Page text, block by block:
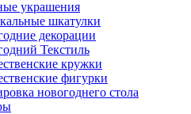
украшения
шкатулки
декорации
Текстиль
кружки
фигурки
новогоднего стола